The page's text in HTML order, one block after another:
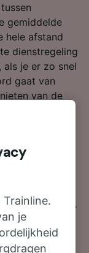
gemiddelde
hele afstand
dienstregeling
als je er zo snel
gaat van
van de
zijn.
deze route,
je hele of
pagina om
laten je zien
naar
van tevoren
je